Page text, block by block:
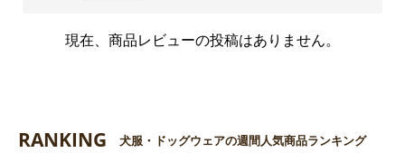
現在、商品レビューの投稿はありません。
RANKING 犬服・ドッグウェアの週間人気商品ランキング